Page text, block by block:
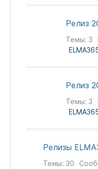
Релиз
Темы: 3
Релиз
Темы: 3
Релизы
Темы: 30